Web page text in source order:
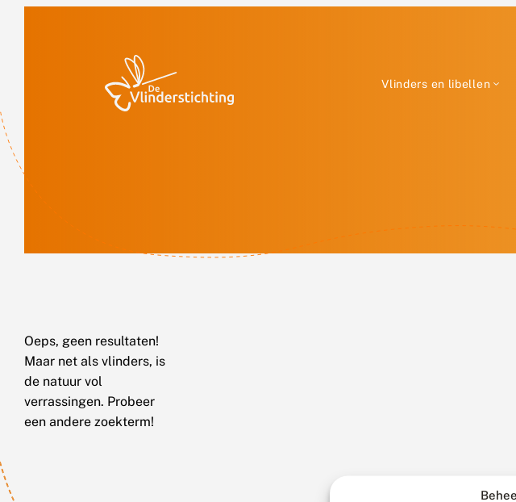
Vlinders en libellen
Oeps, geen resultaten!
Maar net als vlinders, is
de natuur vol
verrassingen. Probeer
een andere zoekterm!